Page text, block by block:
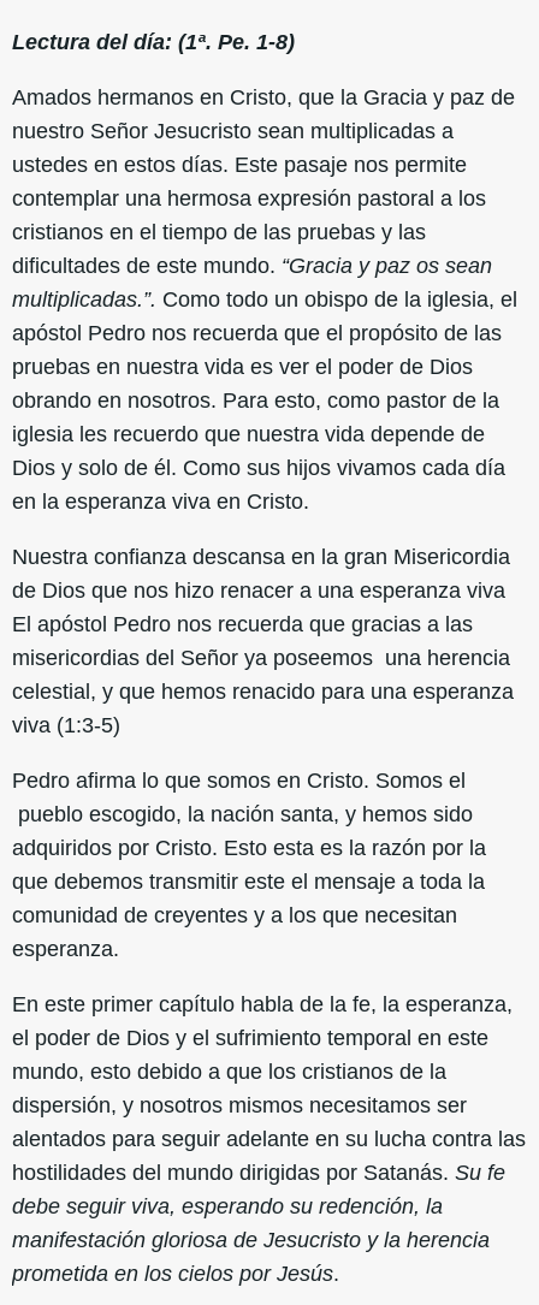
Lectura del día: (1ª. Pe. 1-8)
Amados hermanos en Cristo, que la Gracia y paz de
nuestro Señor Jesucristo sean multiplicadas a
ustedes en estos días. Este pasaje nos permite
contemplar una hermosa expresión pastoral a los
cristianos en el tiempo de las pruebas y las
dificultades de este mundo. “Gracia y paz os sean
multiplicadas.”. Como todo un obispo de la iglesia, el
apóstol Pedro nos recuerda que el propósito de las
pruebas en nuestra vida es ver el poder de Dios
obrando en nosotros. Para esto, como pastor de la
iglesia les recuerdo que nuestra vida depende de
Dios y solo de él. Como sus hijos vivamos cada día
en la esperanza viva en Cristo.
Nuestra confianza descansa en la gran Misericordia
de Dios que nos hizo renacer a una esperanza viva
El apóstol Pedro nos recuerda que gracias a las
misericordias del Señor ya poseemos una herencia
celestial, y que hemos renacido para una esperanza
viva (1:3-5)
Pedro afirma lo que somos en Cristo. Somos el
pueblo escogido, la nación santa, y hemos sido
adquiridos por Cristo. Esto esta es la razón por la
que debemos transmitir este el mensaje a toda la
comunidad de creyentes y a los que necesitan
esperanza.
En este primer capítulo habla de la fe, la esperanza,
el poder de Dios y el sufrimiento temporal en este
mundo, esto debido a que los cristianos de la
dispersión, y nosotros mismos necesitamos ser
alentados para seguir adelante en su lucha contra las
hostilidades del mundo dirigidas por Satanás. Su fe
debe seguir viva, esperando su redención, la
manifestación gloriosa de Jesucristo y la herencia
prometida en los cielos por Jesús.